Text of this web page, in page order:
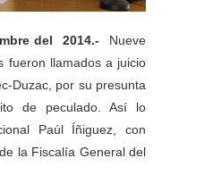
del 2014.- Nueve
fueron llamados a juicio
Duzac, por su presunta
de peculado. Así lo
Paúl Íñiguez, con
la Fiscalía General del